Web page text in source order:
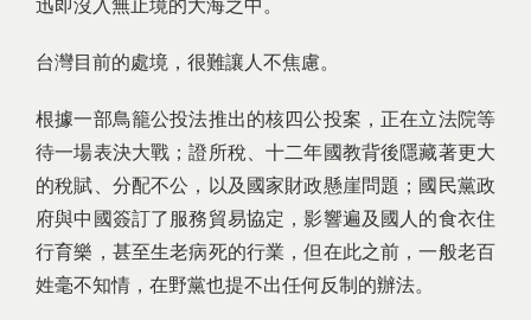
迅即沒入無止境的大海之中。
台灣目前的處境，很難讓人不焦慮。
根據一部鳥籠公投法推出的核四公投案，正在立法院等
待一場表決大戰；證所稅、十二年國教背後隱藏著更大
的稅賦、分配不公，以及國家財政懸崖問題；國民黨政
府與中國簽訂了服務貿易協定，影響遍及國人的食衣住
行育樂，甚至生老病死的行業，但在此之前，一般老百
姓毫不知情，在野黨也提不出任何反制的辦法。